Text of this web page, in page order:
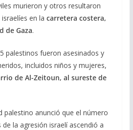
murieron y otros resultaron
en la carretera costera,
de Gaza.
palestinos fueron asesinados y
incluidos niños y mujeres,
de Al-Zeitoun, al sureste de
palestino anunció que el número
la agresión israelí ascendió a